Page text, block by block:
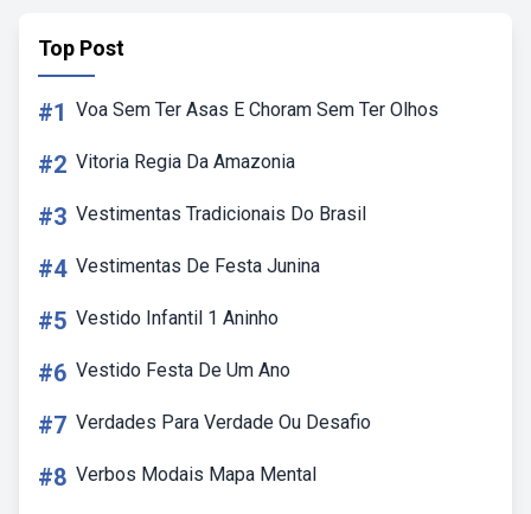
Top Post
#1 Voa Sem Ter Asas E Choram Sem Ter Olhos
#2 Vitoria Regia Da Amazonia
#3 Vestimentas Tradicionais Do Brasil
#4 Vestimentas De Festa Junina
#5 Vestido Infantil 1 Aninho
#6 Vestido Festa De Um Ano
#7 Verdades Para Verdade Ou Desafio
#8 Verbos Modais Mapa Mental